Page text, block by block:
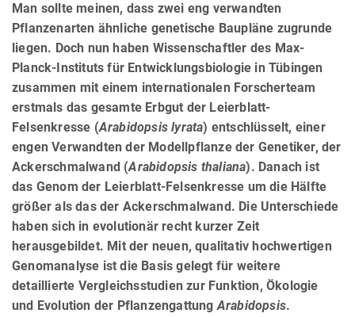
Man sollte meinen, dass zwei eng verwandten
Pflanzenarten ähnliche genetische Baupläne zugrunde
liegen. Doch nun haben Wissenschaftler des Max-
Planck-Instituts für Entwicklungsbiologie in Tübingen
zusammen mit einem internationalen Forscherteam
erstmals das gesamte Erbgut der Leierblatt-
Felsenkresse (Arabidopsis lyrata) entschlüsselt, einer
engen Verwandten der Modellpflanze der Genetiker, der
Ackerschmalwand (Arabidopsis thaliana). Danach ist
das Genom der Leierblatt-Felsenkresse um die Hälfte
größer als das der Ackerschmalwand. Die Unterschiede
haben sich in evolutionär recht kurzer Zeit
herausgebildet. Mit der neuen, qualitativ hochwertigen
Genomanalyse ist die Basis gelegt für weitere
detaillierte Vergleichsstudien zur Funktion, Ökologie
und Evolution der PflanzengattungArabidopsis.